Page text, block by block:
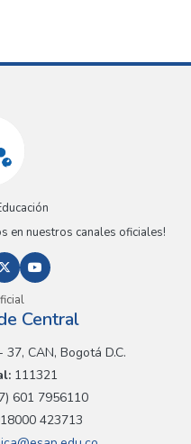
en nuestros canales oficiales!
Central
CAN, Bogotá D.C.
111321
601 7956110
423713